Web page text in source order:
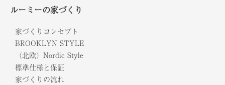
ルーミーの家づくり
家づくりコンセプト
BROOKLYN STYLE
（北欧）Nordic Style
標準仕様と保証
家づくりの流れ